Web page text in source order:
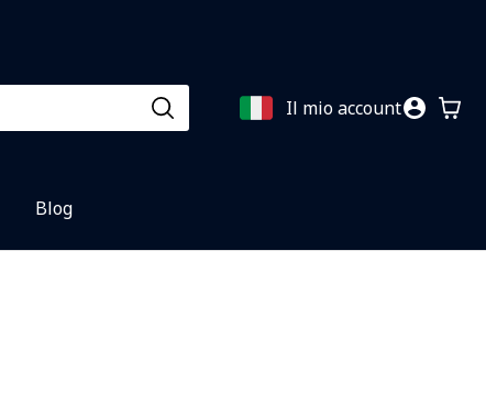
Il mio account
Blog